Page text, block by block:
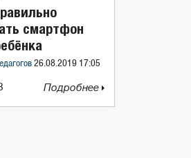
смартфон
26.08.2019 17:05
Подробнее